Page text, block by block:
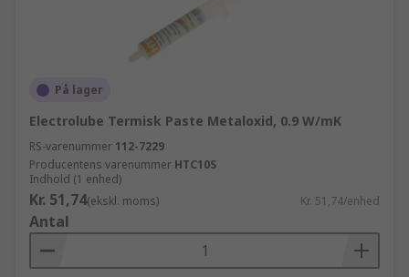
På lager
Electrolube Termisk Paste Metaloxid, 0.9 W/mK
RS-varenummer 112-7229
Producentens varenummer HTC10S
Indhold (1 enhed)
Kr. 51,74(ekskl. moms) Kr. 51,74/enhed
Antal